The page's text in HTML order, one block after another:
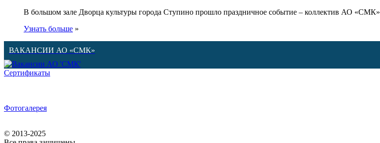
В большом зале Дворца культуры города Ступино прошло праздничное событие – коллектив АО
Узнать больше »
ВАКАНСИИ АО «СМК»
Сертификаты
Фотогалерея
© 2013-2025